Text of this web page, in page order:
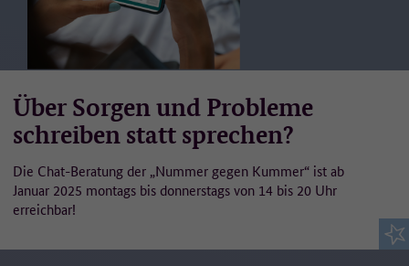
Über Sorgen und Probleme
schreiben statt sprechen?
Die Chat-Beratung der „Nummer gegen Kummer“ ist ab
Januar 2025 montags bis donnerstags von 14 bis 20 Uhr
erreichbar!